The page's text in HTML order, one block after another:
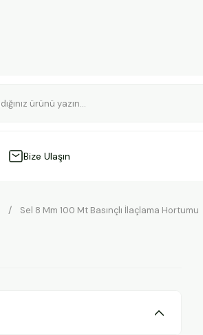
Bize Ulaşın
Sel 8 Mm 100 Mt Basınçlı İlaçlama Hortumu